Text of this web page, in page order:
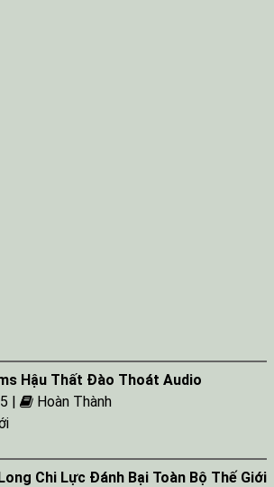
Hậu Thất Đào Thoát Audio
5 |
Hoàn Thành
Chi Lực Đánh Bại Toàn Bộ Thế Giới